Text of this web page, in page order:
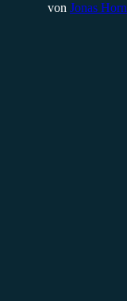
von Jonas Horn